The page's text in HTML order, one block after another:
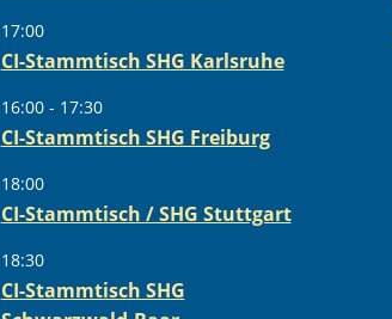
17:00
CI-Stammtisch SHG Karlsruhe
16:00- 17:30
CI-Stammtisch SHG Freiburg
18:00
CI-Stammtisch / SHG Stuttgart
18:30
CI-Stammtisch SHG